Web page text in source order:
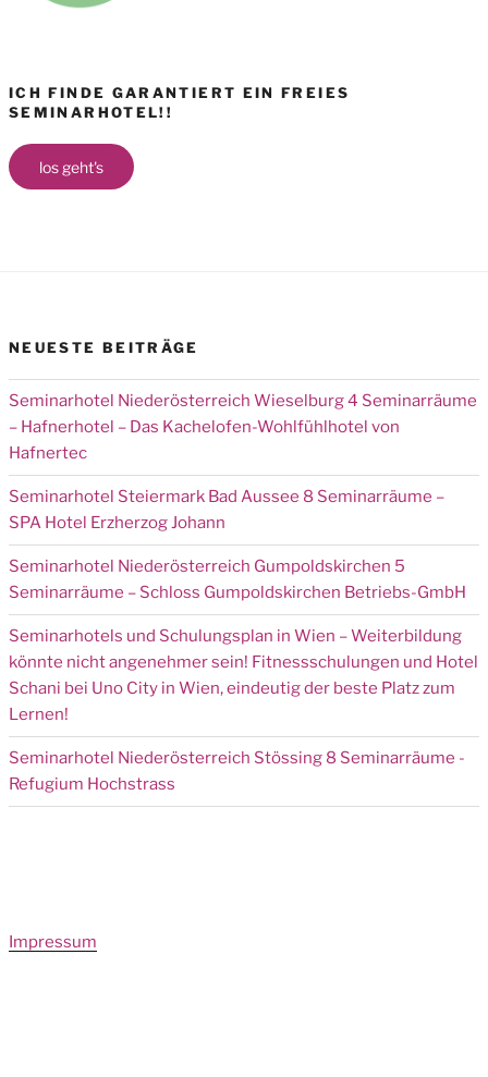
ICH FINDE GARANTIERT EIN FREIES
SEMINARHOTEL!!
los geht's
NEUESTE BEITRÄGE
Seminarhotel Niederösterreich Wieselburg 4 Seminarräume
– Hafnerhotel – Das Kachelofen-Wohlfühlhotel von
Hafnertec
Seminarhotel Steiermark Bad Aussee 8 Seminarräume –
SPA Hotel Erzherzog Johann
Seminarhotel Niederösterreich Gumpoldskirchen 5
Seminarräume – Schloss Gumpoldskirchen Betriebs-GmbH
Seminarhotels und Schulungsplan in Wien – Weiterbildung
könnte nicht angenehmer sein! Fitnessschulungen und Hotel
Schani bei Uno City in Wien, eindeutig der beste Platz zum
Lernen!
Seminarhotel Niederösterreich Stössing 8 Seminarräume -
Refugium Hochstrass
Impressum